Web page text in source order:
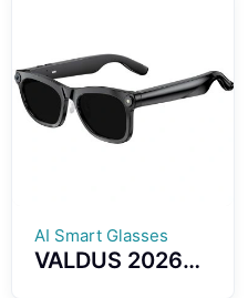
Supporting WiFi
Transmission
BT5.4 Calls
Smart Glasses
AI Smart Glasses
VALDUS 2026